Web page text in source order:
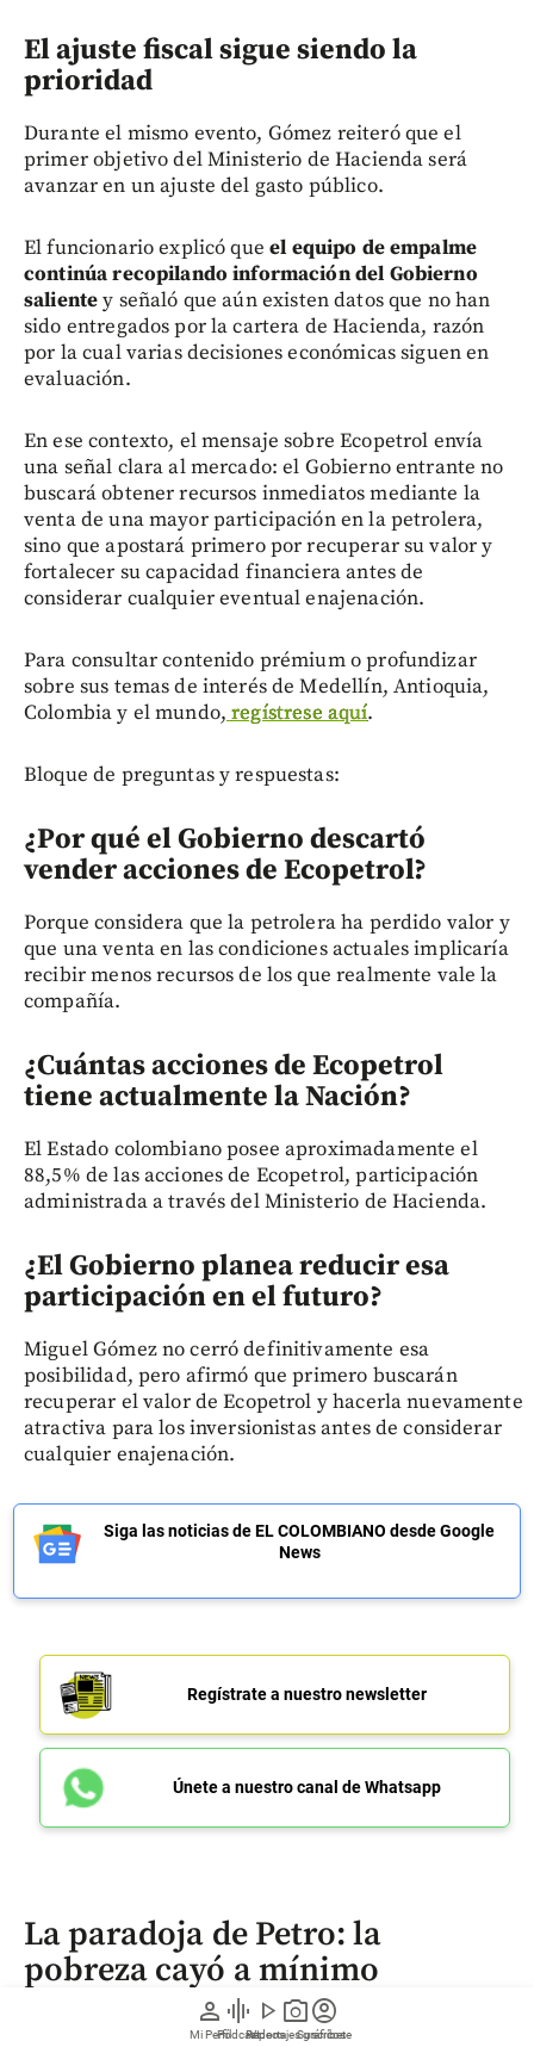
person
Mi Perfil
graphic_eq
Pódcast
play_arrow
Videos
photo_camera
Reportajes gráficos
account_circle
Suscríbete
El ajuste fiscal sigue siendo la
prioridad
Durante el mismo evento, Gómez reiteró que el
primer objetivo del Ministerio de Hacienda será
avanzar en un ajuste del gasto público.
El funcionario explicó queel equipo de empalme
continúa recopilando información del Gobierno
salientey señaló que aún existen datos que no han
sido entregados por la cartera de Hacienda, razón
por la cual varias decisiones económicas siguen en
evaluación.
En ese contexto, el mensaje sobre Ecopetrol envía
una señal clara al mercado: el Gobierno entrante no
buscará obtener recursos inmediatos mediante la
venta de una mayor participación en la petrolera,
sino que apostará primero por recuperar su valor y
fortalecer su capacidad financiera antes de
considerar cualquier eventual enajenación.
Para consultar contenido prémium o profundizar
sobre sus temas de interés de Medellín, Antioquia,
Colombia y el mundo, regístrese aquí.
Bloque de preguntas y respuestas:
¿Por qué el Gobierno descartó
vender acciones de Ecopetrol?
Porque considera que la petrolera ha perdido valor y
que una venta en las condiciones actuales implicaría
recibir menos recursos de los que realmente vale la
compañía.
¿Cuántas acciones de Ecopetrol
tiene actualmente la Nación?
El Estado colombiano posee aproximadamente el
88,5% de las acciones de Ecopetrol, participación
administrada a través del Ministerio de Hacienda.
¿El Gobierno planea reducir esa
participación en el futuro?
Miguel Gómez no cerró definitivamente esa
posibilidad, pero afirmó que primero buscarán
recuperar el valor de Ecopetrol y hacerla nuevamente
atractiva para los inversionistas antes de considerar
cualquier enajenación.
Siga las noticias de EL COLOMBIANO desde Google
News
Regístrate a nuestro newsletter
Únete a nuestro canal de Whatsapp
La paradoja de Petro: la
pobreza cayó a mínimo
histórico en su gobierno, pero